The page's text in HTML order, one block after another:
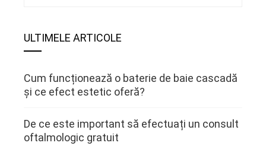
ULTIMELE ARTICOLE
Cum funcționează o baterie de baie cascadă
și ce efect estetic oferă?
De ce este important să efectuați un consult
oftalmologic gratuit